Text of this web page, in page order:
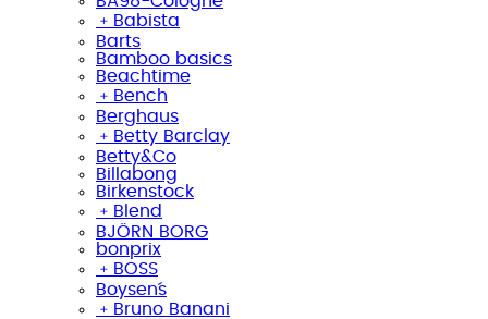
﹢ Babista
Barts
Bamboo basics
Beachtime
﹢ Bench
Berghaus
﹢ Betty Barclay
Betty&Co
Billabong
Birkenstock
﹢ Blend
BJÖRN BORG
bonprix
﹢ BOSS
Boysen´s
﹢ Bruno Banani